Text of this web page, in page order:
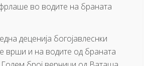
фрлаше во водите на браната
деценија богојавлеснки
врши и на водите од браната